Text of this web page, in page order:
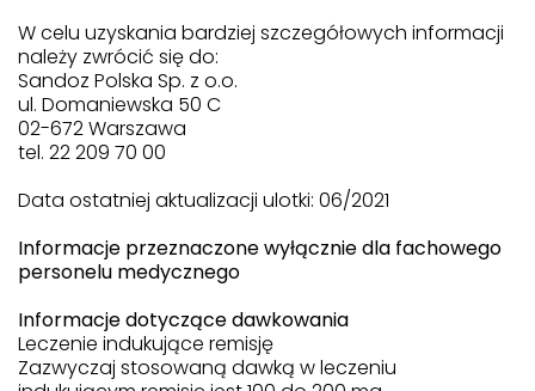
W celu uzyskania bardziej szczegółowych informacji
należy zwrócić się do:
Sandoz Polska Sp. z o.o.
ul. Domaniewska 50 C
02-672 Warszawa
tel. 22 209 70 00
Data ostatniej aktualizacji ulotki: 06/2021
Informacje przeznaczone wyłącznie dla fachowego
personelu medycznego
Informacje dotyczące dawkowania
Leczenie indukujące remisję
Zazwyczaj stosowaną dawką w leczeniu